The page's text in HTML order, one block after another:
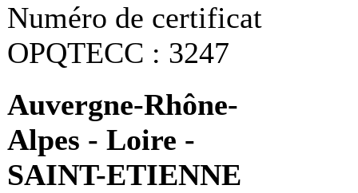
Numéro de certificat
OPQTECC : 3247
Auvergne-Rhône-
Alpes - Loire -
SAINT-ETIENNE